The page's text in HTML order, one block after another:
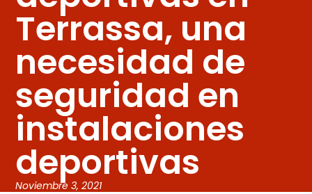
Terrassa, una
necesidad de
seguridad en
instalaciones
deportivas
Noviembre 3, 2021